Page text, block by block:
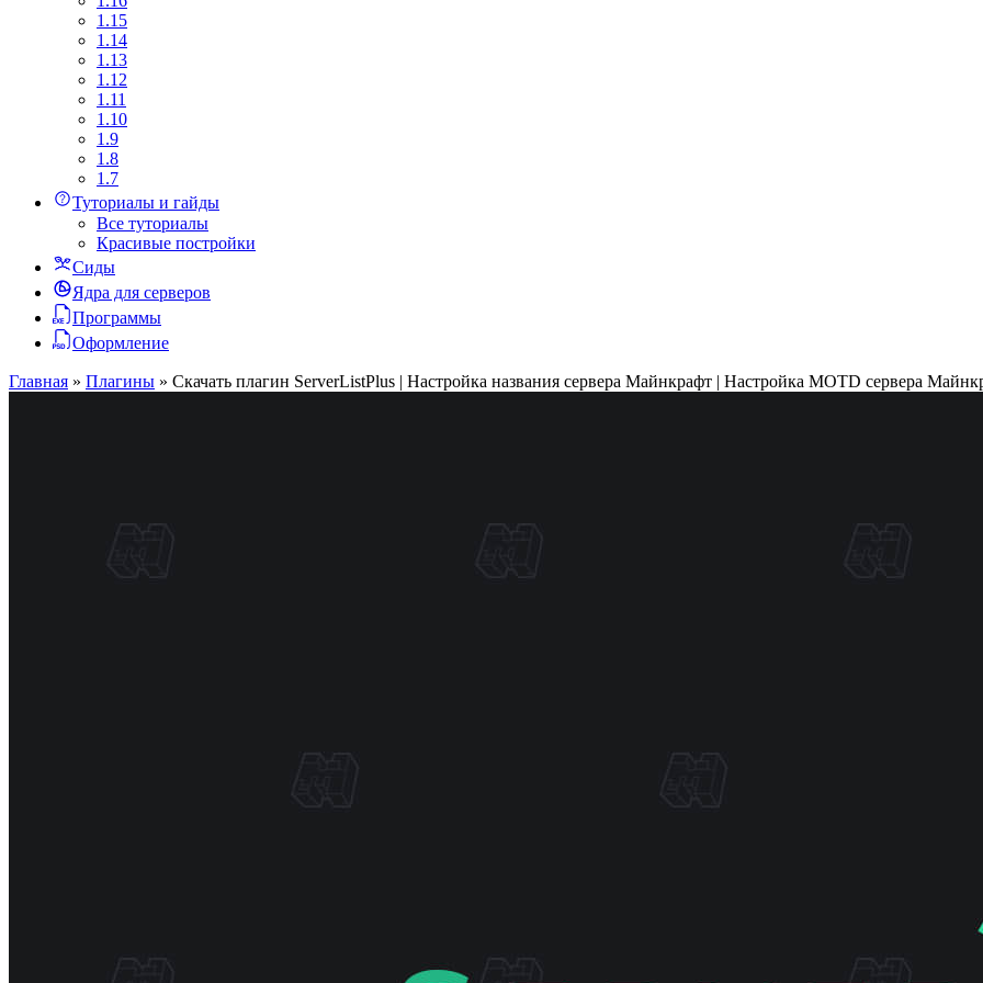
1.15
1.14
1.13
1.12
1.11
1.10
1.9
1.8
1.7
Туториалы и гайды
Все туториалы
Красивые постройки
Сиды
Ядра для серверов
Программы
Оформление
Главная » Плагины » Скачать плагин ServerListPlus | Настройка названия сервера Майнкрафт | Настройка MOTD сервера